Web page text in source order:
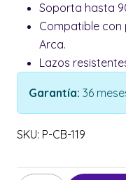
Soporta hasta
Compatible
Arca.
Lazos
Garantía: 36
SKU: P-CB-119